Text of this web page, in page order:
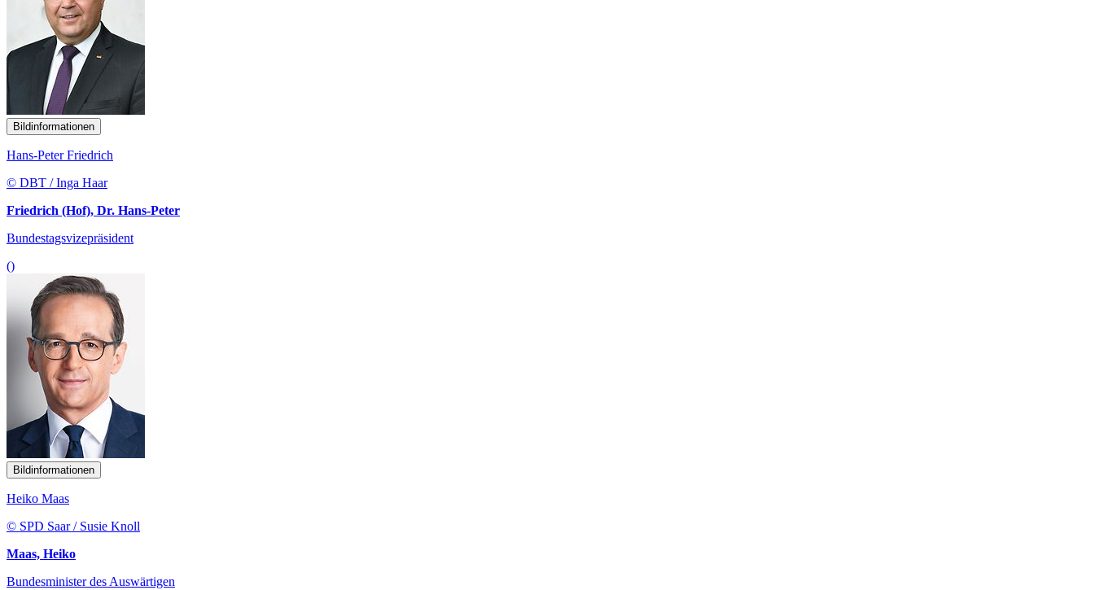
Bildinformationen
Hans-Peter Friedrich
© DBT / Inga Haar
Friedrich (Hof), Dr. Hans-Peter
Bundestagsvizepräsident
()
Bildinformationen
Heiko Maas
© SPD Saar / Susie Knoll
Maas, Heiko
Bundesminister des Auswärtigen